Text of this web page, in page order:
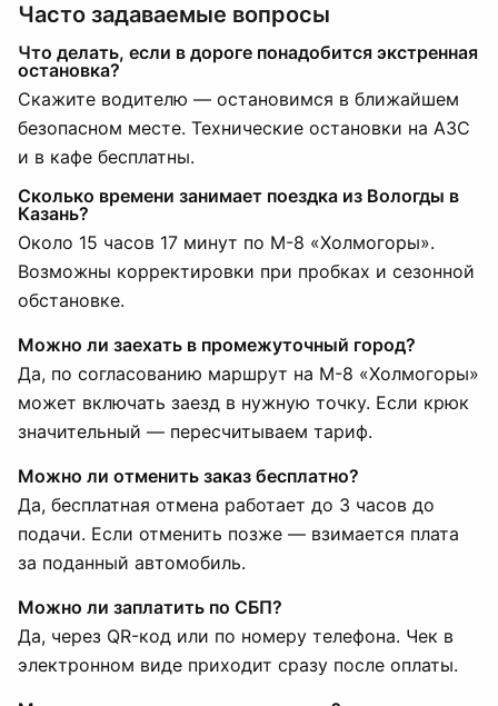
Часто задаваемые вопросы
Что делать, если в дороге понадобится экстренная
остановка?
Скажите водителю — остановимся в ближайшем
безопасном месте. Технические остановки на АЗС
и в кафе бесплатны.
Сколько времени занимает поездка из Вологды в
Казань?
Около 15 часов 17 минут по М-8 «Холмогоры».
Возможны корректировки при пробках и сезонной
обстановке.
Можно ли заехать в промежуточный город?
Да, по согласованию маршрут на М-8 «Холмогоры»
может включать заезд в нужную точку. Если крюк
значительный — пересчитываем тариф.
Можно ли отменить заказ бесплатно?
Да, бесплатная отмена работает до 3 часов до
подачи. Если отменить позже — взимается плата
за поданный автомобиль.
Можно ли заплатить по СБП?
Да, через QR-код или по номеру телефона. Чек в
электронном виде приходит сразу после оплаты.